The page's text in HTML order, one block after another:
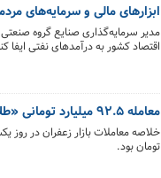
ابزارهای مالی و سرمایه‌های
مدیر سرمایه‌گذاری صنایع گروه
اقتصاد کشور به درآمدهای نفتی ایفا
معامله ۹۲.۵ میلیارد تومانی «طلای سرخ» در بورس کالا
تومان بود.